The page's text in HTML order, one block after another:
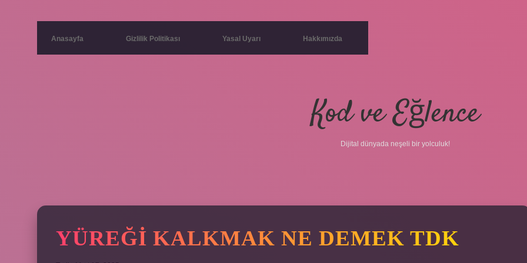
Anasayfa Gizlilik Politikası Yasal Uyarı Hakkımızda
Kod ve Eğlence
Dijital dünyada neşeli bir yolculuk!
YÜREĞI KALKMAK NE DEMEK TDK